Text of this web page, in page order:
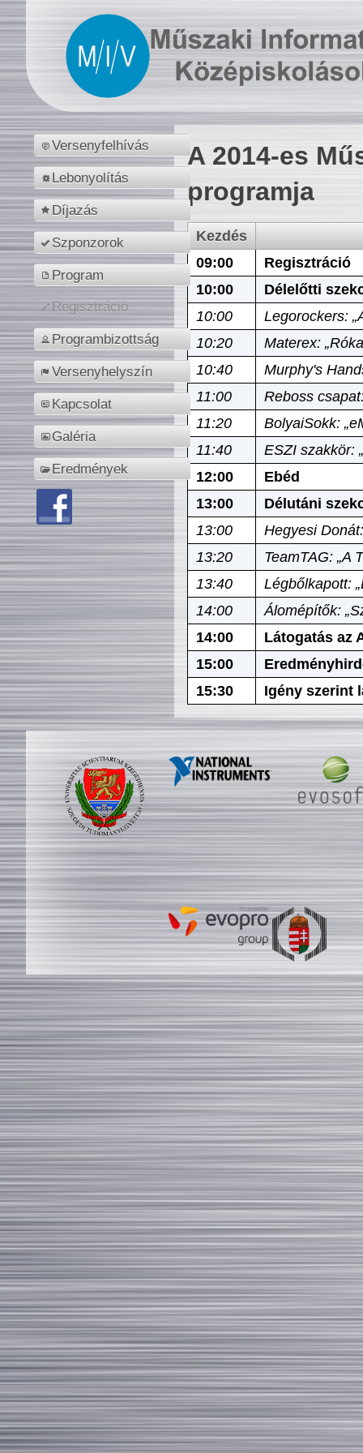
Versenyfelhívás
Lebonyolítás
Díjazás
Szponzorok
Program
Regisztráció
Programbizottság
Versenyhelyszín
Kapcsolat
Galéria
Eredmények
A 2014-es
programja
Kezdés
09:00
Regisztráció
10:00
Délelőtti
10:00
Legorockers:
10:20
Materex:
10:40
Murphy's
11:00
Reboss
11:20
BolyaiSokk:
11:40
ESZI szakkör:
12:00
Ebéd
13:00
Délutáni
13:00
Hegyesi
13:20
TeamTAG: „A
13:40
Légbőlkapott:
14:00
Álomépítők:
14:00
Látogatás az
15:00
15:30
Igény szerint